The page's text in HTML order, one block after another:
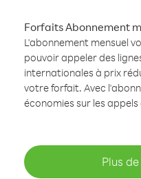
Forfaits Abonnement
L'abonnement mensuel
pouvoir appeler des
internationales à prix
votre forfait. Avec
économies sur les
Plus